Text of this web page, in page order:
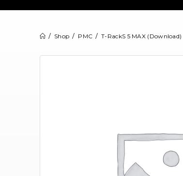
Shop PMC T-RackS 5 MAX (Download)